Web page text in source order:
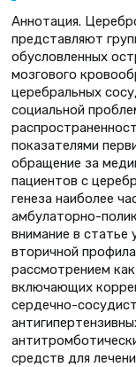
Аннотация.
представляют
обусловленных
мозгового
церебральных
социальной
показателями
обращение за
пациентов с
генеза наиболее
амбулаторно-
внимание в статье
вторичной
рассмотрением
включающих
сердечно-
средств для